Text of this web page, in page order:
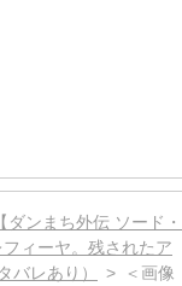
【ダンまち外伝 ソード・
ィーヤ。残されたア
バレあり）
＜画像